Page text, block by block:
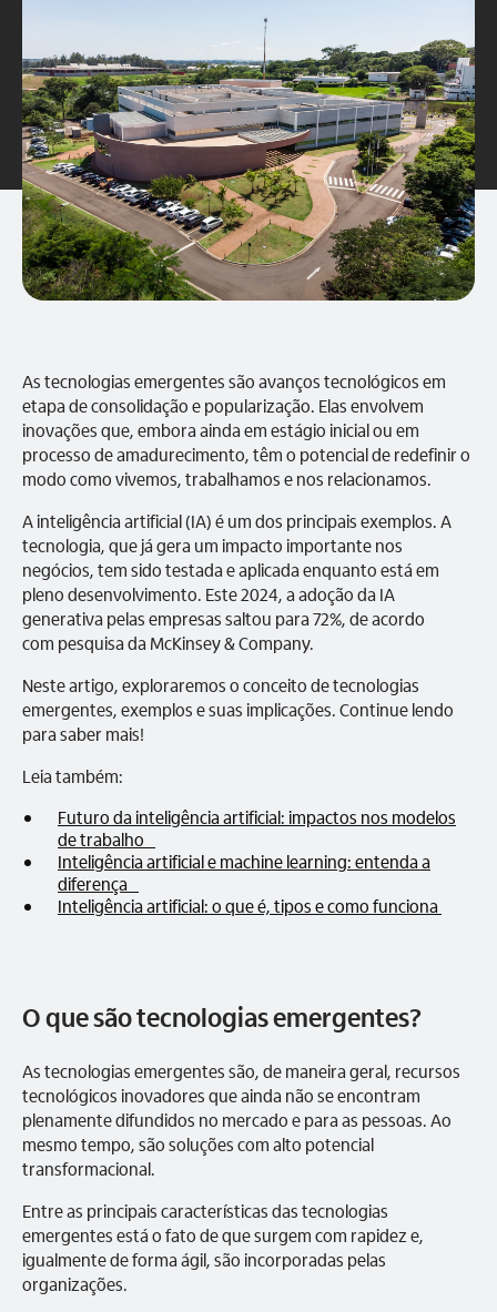
As tecnologias emergentes são avanços tecnológicos em
etapa de consolidação e popularização. Elas envolvem
inovações que, embora ainda em estágio inicial ou em
processo de amadurecimento, têm o potencial de redefinir o
modo como vivemos, trabalhamos e nos relacionamos.
A inteligência artificial (IA) é um dos principais exemplos. A
tecnologia, que já gera um impacto importante nos
negócios, tem sido testada e aplicada enquanto está em
pleno desenvolvimento. Este 2024, a adoção da IA
generativa pelas empresas saltou para 72%, de acordo
com pesquisa da McKinsey & Company.
Neste artigo, exploraremos o conceito de tecnologias
emergentes, exemplos e suas implicações. Continue lendo
para saber mais!
Leia também:
Futuro da inteligência artificial: impactos nos modelos
de trabalho
Inteligência artificial e machine learning: entenda a
diferença
Inteligência artificial: o que é, tipos e como funciona
O que são tecnologias emergentes?
As tecnologias emergentes são, de maneira geral, recursos
tecnológicos inovadores que ainda não se encontram
plenamente difundidos no mercado e para as pessoas. Ao
mesmo tempo, são soluções com alto potencial
transformacional.
Entre as principais características das tecnologias
emergentes está o fato de que surgem com rapidez e,
igualmente de forma ágil, são incorporadas pelas
organizações.